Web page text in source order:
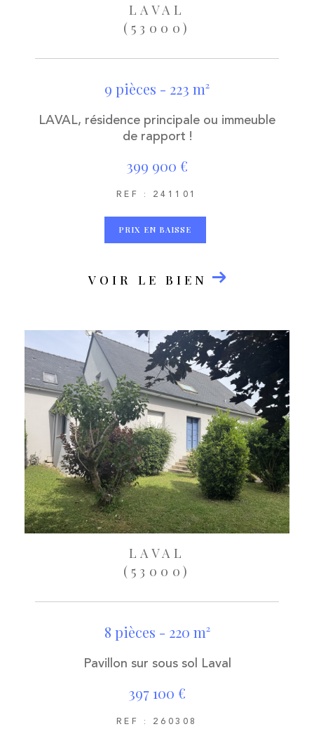
LAVAL
(53000)
9 pièces - 223 m²
LAVAL, résidence principale ou immeuble
de rapport !
399 900 €
REF : 241101
PRIX EN BAISSE
VOIR LE BIEN
LAVAL
(53000)
8 pièces - 220 m²
Pavillon sur sous sol Laval
397 100 €
REF : 260308